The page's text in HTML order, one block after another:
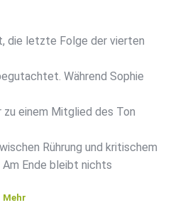
die letzte Folge der vierten
Während Sophie
einem Mitglied des Ton
Rührung und kritischem
Am Ende bleibt nichts
Mehr